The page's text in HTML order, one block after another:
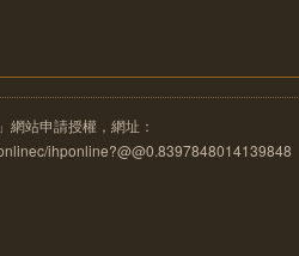
網站申請授權，網址：
ihponline?@@0.8397848014139848